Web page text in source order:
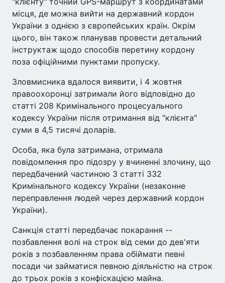
місця, де можна вийти на державний кордон
України з однією з європейських країн. Окрім
цього, він також планував провести детальний
інструктаж щодо способів перетину кордону
поза офіційними пунктами пропуску.
Зловмисника вдалося виявити, і 4 жовтня
правоохоронці затримали його відповідно до
статті 208 Кримінального процесуального
кодексу України після отримання від "клієнта"
суми в 4,5 тисячі доларів.
Особа, яка була затримана, отримала
повідомлення про підозру у вчиненні злочину, що
передбачений частиною 3 статті 332
Кримінального кодексу України (незаконне
переправлення людей через державний кордон
України).
Санкція статті передбачає покарання --
позбавлення волі на строк від семи до дев'яти
років з позбавленням права обіймати певні
посади чи займатися певною діяльністю на строк
до трьох років з конфіскацією майна.